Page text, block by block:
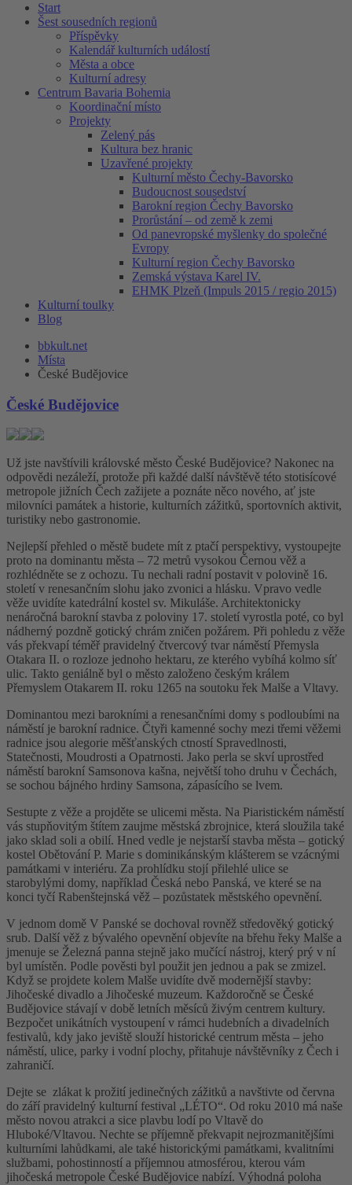
Start
Šest sousedních regionů
Příspěvky
Kalendář kulturních událostí
Města a obce
Kulturní adresy
Centrum Bavaria Bohemia
Koordinační místo
Projekty
Zelený pás
Kultura bez hranic
Uzavřené projekty
Kulturní město Čechy-Bavorsko
Budoucnost sousedství
Barokní region Čechy Bavorsko
Prorůstání – od země k zemi
Od panevropské myšlenky do společné
Evropy
Kulturní region Čechy Bavorsko
Zemská výstava Karel IV.
EHMK Plzeň (Impuls 2015 / regio 2015)
Kulturní toulky
Blog
bbkult.net
Místa
České Budějovice
České Budějovice
Už jste navštívili královské město České Budějovice? Nakonec na
odpovědi nezáleží, protože při každé další návštěvě této stotisícové
metropole jižních Čech zažijete a poznáte něco nového, ať jste
milovníci památek a historie, kulturních zážitků, sportovních aktivit,
turistiky nebo gastronomie.
Nejlepší přehled o městě budete mít z ptačí perspektivy, vystoupejte
proto na dominantu města – 72 metrů vysokou Černou věž a
rozhlédněte se z ochozu. Tu nechali radní postavit v polovině 16.
století v renesančním slohu jako zvonici a hlásku. Vpravo vedle
věže uvidíte katedrální kostel sv. Mikuláše. Architektonicky
nenáročná barokní stavba z poloviny 17. století vyrostla poté, co byl
nádherný pozdně gotický chrám zničen požárem. Při pohledu z věže
vás překvapí téměř pravidelný čtvercový tvar náměstí Přemysla
Otakara II. o rozloze jednoho hektaru, ze kterého vybíhá kolmo síť
ulic. Takto geniálně byl o město založeno českým králem
Přemyslem Otakarem II. roku 1265 na soutoku řek Malše a Vltavy.
Dominantou mezi barokními a renesančními domy s podloubími na
náměstí je barokní radnice. Čtyři kamenné sochy mezi třemi věžemi
radnice jsou alegorie měšťanských ctností Spravedlnosti,
Statečnosti, Moudrosti a Opatrnosti. Jako perla se skví uprostřed
náměstí barokní Samsonova kašna, největší toho druhu v Čechách,
se sochou bájného hrdiny Samsona, zápasícího se lvem.
Sestupte z věže a projděte se ulicemi města. Na Piaristickém náměstí
vás stupňovitým štítem zaujme městská zbrojnice, která sloužila také
jako sklad soli a obilí. Hned vedle je nejstarší stavba města – gotický
kostel Obětování P. Marie s dominikánským klášterem se vzácnými
památkami v interiéru. Za prohlídku stojí přilehlé ulice se
starobylými domy, například Česká nebo Panská, ve které se na
konci tyčí Rabenštejnská věž – pozůstatek městského opevnění.
V jednom domě V Panské se dochoval rovněž středověký gotický
srub. Další věž z bývalého opevnění objevíte na břehu řeky Malše a
jmenuje se Železná panna stejně jako mučící nástroj, který prý v ní
byl umístěn. Podle pověsti byl použit jen jednou a pak se zmizel.
Když se projdete kolem Malše uvidíte dvě modernější stavby:
Jihočeské divadlo a Jihočeské muzeum. Každoročně se České
Budějovice stávají v době letních měsíců živým centrem kultury.
Bezpočet unikátních vystoupení v rámci hudebních a divadelních
festivalů, kdy jako jeviště slouží historické centrum města – jeho
náměstí, ulice, parky i vodní plochy, přitahuje návštěvníky z Čech i
zahraničí.
Dejte se zlákat k prožití jedinečných zážitků a navštivte od června
do září pravidelný kulturní festival „LÉTO“. Od roku 2010 má naše
město novou atrakci a sice plavbu lodí po Vltavě do
Hluboké/Vltavou. Nechte se příjemně překvapit nejrozmanitějšími
kulturními lahůdkami, ale také historickými památkami, kvalitními
službami, pohostinností a příjemnou atmosférou, kterou vám
jihočeská metropole České Budějovice nabízí. Výhodná poloha